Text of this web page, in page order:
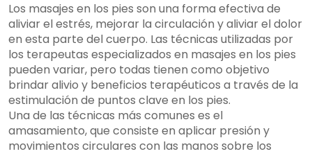
Los masajes en los pies son una forma efectiva de
aliviar el estrés, mejorar la circulación y aliviar el dolor
en esta parte del cuerpo. Las técnicas utilizadas por
los terapeutas especializados en masajes en los pies
pueden variar, pero todas tienen como objetivo
brindar alivio y beneficios terapéuticos a través de la
estimulación de puntos clave en los pies.
Una de las técnicas más comunes es el
amasamiento, que consiste en aplicar presión y
movimientos circulares con las manos sobre los